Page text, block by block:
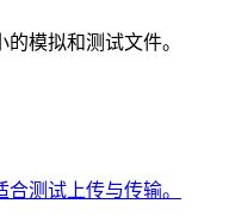
模拟和测试文件。
测试上传与传输。